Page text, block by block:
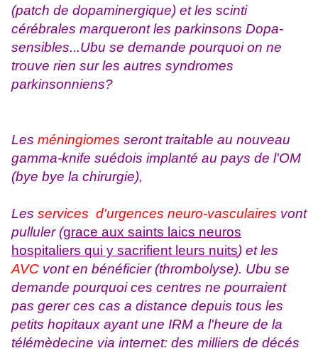
(patch de dopaminergique) et les scinti
cérébrales marqueront les parkinsons Dopa-
sensibles...Ubu se demande pourquoi on ne
trouve rien sur les autres syndromes
parkinsonniens?
Les méningiomes seront traitable au nouveau
gamma-knife suédois implanté au pays de l'OM
(bye bye la chirurgie),
Les services d'urgences neuro-vasculaires vont
pulluler (grace aux saints laics neuros
hospitaliers qui y sacrifient leurs nuits) et les
AVC vont en bénéficier (thrombolyse). Ubu se
demande pourquoi ces centres ne pourraient
pas gerer ces cas a distance depuis tous les
petits hopitaux ayant une IRM a l'heure de la
télémèdecine via internet: des milliers de décés